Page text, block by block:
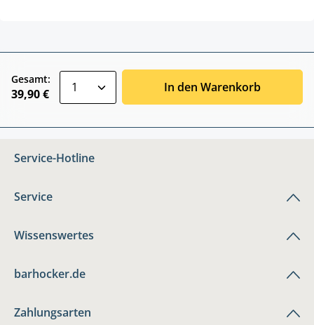
Gesamt:
39,90 € In den Warenkorb
Service-Hotline
Service
Wissenswertes
barhocker.de
Zahlungsarten